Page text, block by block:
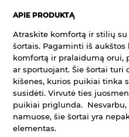
APIE PRODUKTĄ
Atraskite komfortą ir stilių
šortais. Pagaminti iš
komfortą ir pralaidumą orui,
ar sportuojant. Šie šortai turi
kišenes, kurios puikiai tinka
susidėti. Virvutė ties
puikiai priglunda. Nesvarbu,
namuose, šie šortai yra
elementas.